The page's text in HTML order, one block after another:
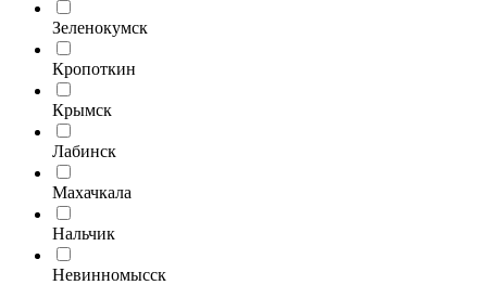
Зеленокумск
Кропоткин
Крымск
Лабинск
Махачкала
Нальчик
Невинномысск